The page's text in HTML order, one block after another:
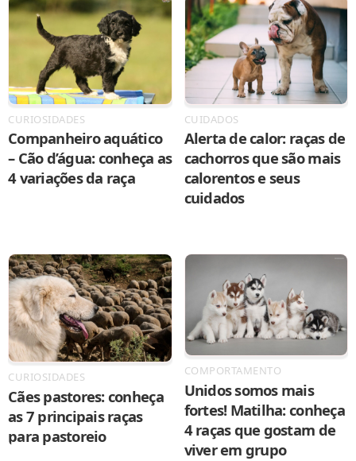
CURIOSIDADES
Companheiro aquático
– Cão d’água: conheça as
4 variações da raça
CUIDADOS
Alerta de calor: raças de
cachorros que são mais
calorentos e seus
cuidados
CURIOSIDADES
Cães pastores: conheça
as 7 principais raças
para pastoreio
COMPORTAMENTO
Unidos somos mais
fortes! Matilha: conheça
4 raças que gostam de
viver em grupo